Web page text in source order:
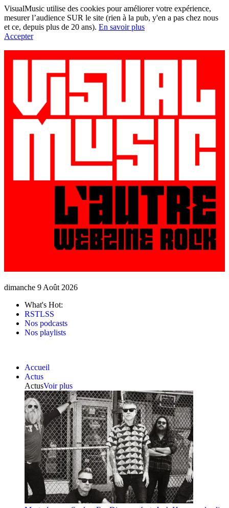
VisualMusic utilise des cookies pour améliorer votre expérience,
mesurer l’audience SUR le site (rien à la pub, y'en a pas chez nous
et ce, depuis plus de 20 ans). En savoir plus
Accepter
dimanche 9 Août 2026
What's Hot:
RSTLSS
Nos podcasts
Nos playlists
Accueil
Actus
ActusVoir plus